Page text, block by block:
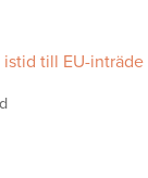
till EU-inträde